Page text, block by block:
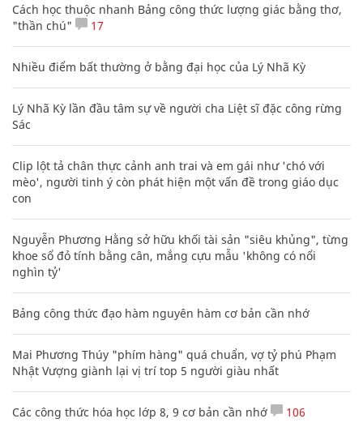
Cách học thuộc nhanh Bảng công thức lượng giác bằng thơ,
"thần chú"
17
Nhiều điểm bất thường ở bằng đại học của Lý Nhã Kỳ
Lý Nhã Kỳ lần đầu tâm sự về người cha Liệt sĩ đặc công rừng
Sác
Clip lột tả chân thực cảnh anh trai và em gái như 'chó với
mèo', người tinh ý còn phát hiện một vấn đề trong giáo dục
con
Nguyễn Phương Hằng sở hữu khối tài sản "siêu khủng", từng
khoe sổ đỏ tính bằng cân, mắng cựu mẫu 'không có nổi
nghìn tỷ'
Bảng công thức đạo hàm nguyên hàm cơ bản cần nhớ
Mai Phương Thúy "phím hàng" quá chuẩn, vợ tỷ phú Phạm
Nhật Vượng giành lại vị trí top 5 người giàu nhất
Các công thức hóa học lớp 8, 9 cơ bản cần nhớ 106